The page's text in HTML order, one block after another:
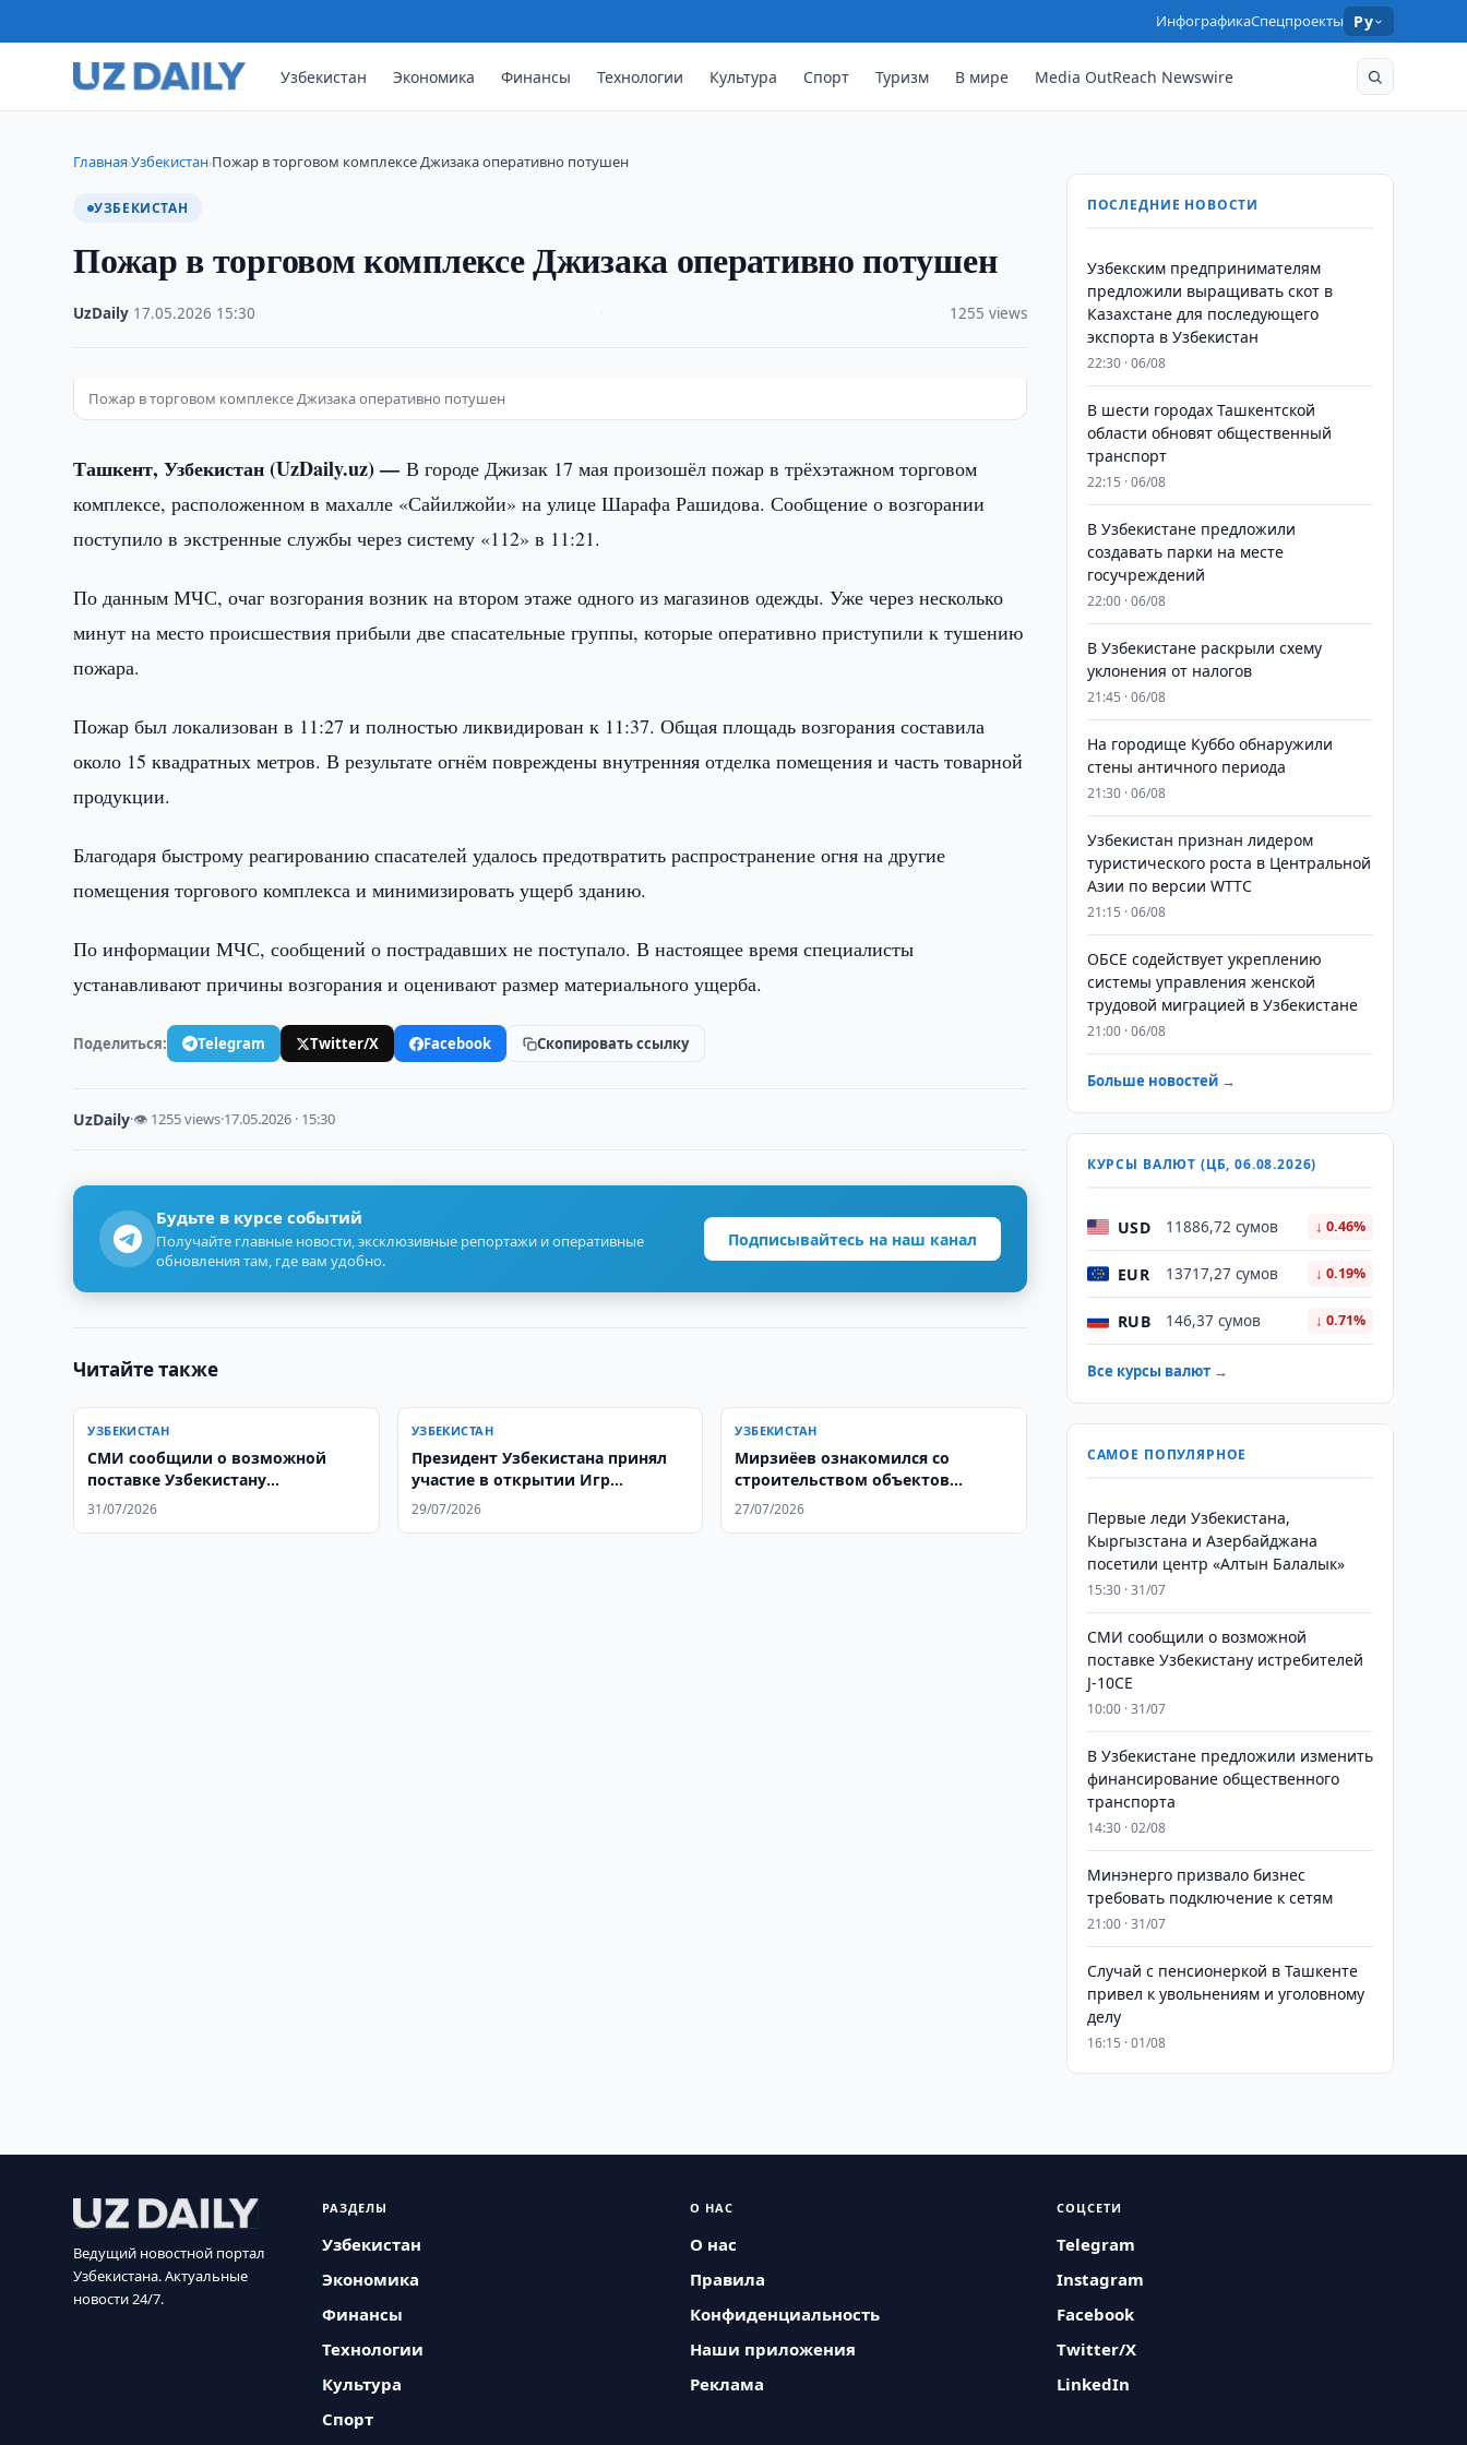
ИнфографикаСпецпроекты Ру
Узбекистан Экономика Финансы Технологии Культура Спорт Туризм В мире Media OutReach Newswire
Главная›Узбекистан›Пожар в торговом комплексе Джизака оперативно потушен
УЗБЕКИСТАН
Пожар в торговом комплексе Джизака оперативно потушен
UzDaily 17.05.2026 15:30 1255 views
Пожар в торговом комплексе Джизака оперативно потушен
Ташкент, Узбекистан (UzDaily.uz) —В городе Джизак 17 мая произошёл пожар в трёхэтажном торговом
комплексе, расположенном в махалле «Сайилжойи» на улице Шарафа Рашидова. Сообщение о возгорании
поступило в экстренные службы через систему «112» в 11:21.
По данным МЧС, очаг возгорания возник на втором этаже одного из магазинов одежды. Уже через несколько
минут на место происшествия прибыли две спасательные группы, которые оперативно приступили к тушению
пожара.
Пожар был локализован в 11:27 и полностью ликвидирован к 11:37. Общая площадь возгорания составила
около 15 квадратных метров. В результате огнём повреждены внутренняя отделка помещения и часть товарной
продукции.
Благодаря быстрому реагированию спасателей удалось предотвратить распространение огня на другие
помещения торгового комплекса и минимизировать ущерб зданию.
По информации МЧС, сообщений о пострадавших не поступало. В настоящее время специалисты
устанавливают причины возгорания и оценивают размер материального ущерба.
Поделиться: Telegram Twitter/X Facebook Скопировать ссылку
UzDaily·👁 1255 views·17.05.2026 · 15:30
Будьте в курсе событий
Получайте главные новости, эксклюзивные репортажи и оперативные
обновления там, где вам удобно.
Подписывайтесь на наш канал
Читайте также
УЗБЕКИСТАН
СМИ сообщили о возможной
поставке Узбекистану
истребителей J-10CE
31/07/2026
УЗБЕКИСТАН
Президент Узбекистана принял
участие в открытии Игр
будущего в Астане
29/07/2026
УЗБЕКИСТАН
Мирзиёев ознакомился со
строительством объектов
Нового Ташкента
27/07/2026
ПОСЛЕДНИЕ НОВОСТИ
Узбекским предпринимателям
предложили выращивать скот в
Казахстане для последующего
экспорта в Узбекистан
22:30 · 06/08
В шести городах Ташкентской
области обновят общественный
транспорт
22:15 · 06/08
В Узбекистане предложили
создавать парки на месте
госучреждений
22:00 · 06/08
В Узбекистане раскрыли схему
уклонения от налогов
21:45 · 06/08
На городище Куббо обнаружили
стены античного периода
21:30 · 06/08
Узбекистан признан лидером
туристического роста в Центральной
Азии по версии WTTC
21:15 · 06/08
ОБСЕ содействует укреплению
системы управления женской
трудовой миграцией в Узбекистане
21:00 · 06/08
Больше новостей →
КУРСЫ ВАЛЮТ (ЦБ, 06.08.2026)
USD 11886,72 сумов ↓ 0.46%
EUR 13717,27 сумов ↓ 0.19%
RUB 146,37 сумов ↓ 0.71%
Все курсы валют →
САМОЕ ПОПУЛЯРНОЕ
Первые леди Узбекистана,
Кыргызстана и Азербайджана
посетили центр «Алтын Балалык»
15:30 · 31/07
СМИ сообщили о возможной
поставке Узбекистану истребителей
J-10CE
10:00 · 31/07
В Узбекистане предложили изменить
финансирование общественного
транспорта
14:30 · 02/08
Минэнерго призвало бизнес
требовать подключение к сетям
21:00 · 31/07
Случай с пенсионеркой в Ташкенте
привел к увольнениям и уголовному
делу
16:15 · 01/08
Ведущий новостной портал
Узбекистана. Актуальные
новости 24/7.
РАЗДЕЛЫ
Узбекистан
Экономика
Финансы
Технологии
Культура
Спорт
О НАС
О нас
Правила
Конфиденциальность
Наши приложения
Реклама
СОЦСЕТИ
Telegram
Instagram
Facebook
Twitter/X
LinkedIn